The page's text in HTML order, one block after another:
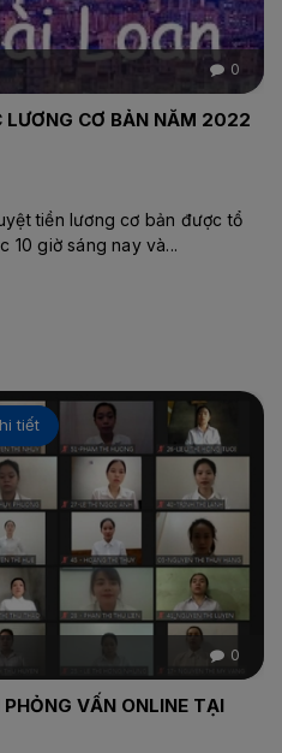
0
CƠ BẢN NĂM 2022
tiền lương cơ bản được tổ
10 giờ sáng nay và...
0
tiết
VẤN ONLINE TẠI